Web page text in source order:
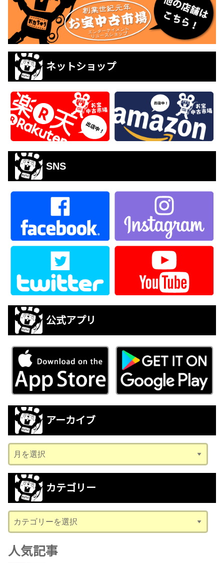
ネットショップ
SNS
公式アプリ
アーカイブ
ー
カ
ブ
カテゴリー
テ
ゴ
リ
人気記事